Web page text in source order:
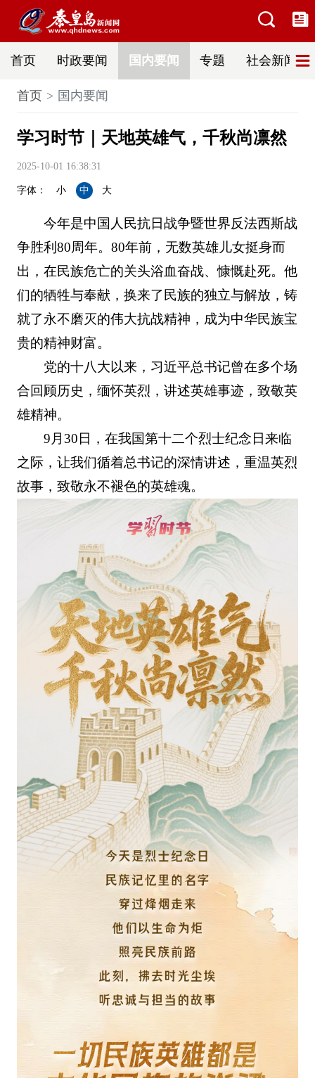
首页 时政要闻 国内要闻 专题 社会新闻
首页 国内要闻
学习时节｜天地英雄气，千秋尚凛然
2025-10-01 16:38:31
字体： 小 中 大
今年是中国人民抗日战争暨世界反法西斯战
争胜利80周年。80年前，无数英雄儿女挺身而
出，在民族危亡的关头浴血奋战、慷慨赴死。他
们的牺牲与奉献，换来了民族的独立与解放，铸
就了永不磨灭的伟大抗战精神，成为中华民族宝
贵的精神财富。
党的十八大以来，习近平总书记曾在多个场
合回顾历史，缅怀英烈，讲述英雄事迹，致敬英
雄精神。
9月30日，在我国第十二个烈士纪念日来临
之际，让我们循着总书记的深情讲述，重温英烈
故事，致敬永不褪色的英雄魂。